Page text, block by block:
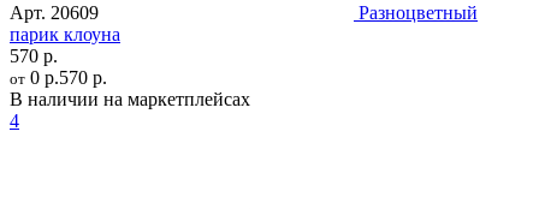
Арт. 20609
Разноцветный
парик клоуна
570 р.
от 0 р.570 р.
В наличии на маркетплейсах
4